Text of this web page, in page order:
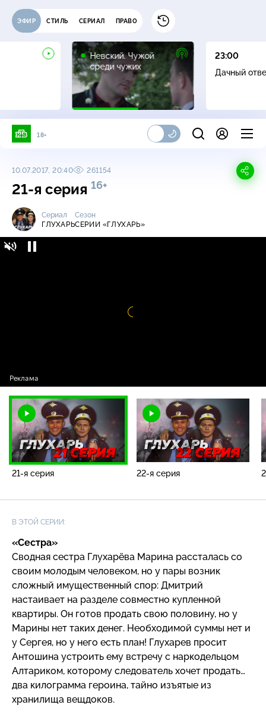
ЭФИР СТИЛЬ СЕРИАЛ ПРАВО
Невский. Чужой
среди чужих
16+
23:00
Дачный
18+
10.07.2017, 20:40 261154
21-я серия 16+
Сериал
ГЛУХАРЬ
Сезон
СЕРИИ «ГЛУХАРЬ»
21-я серия 22-я серия
В ЭТОЙ СЕРИИ:
«Сестра»
Сводная сестра Глухарёва Марина рассталась со
своим молодым человеком, но у пары возник
сложный имущественный спор: Дмитрий
настаивает на разделе совместно купленной
квартиры. Он готов продать свою половину, но у
Марины нет таких денег. Необходимой суммы нет и
у Сергея, но у него есть план! Глухарев просит
Антошина устроить ему встречу с наркодельцом
Алтариком, которому следователь хочет продать…
два килограмма героина, тайно изъятые из
хранилища вещдоков.